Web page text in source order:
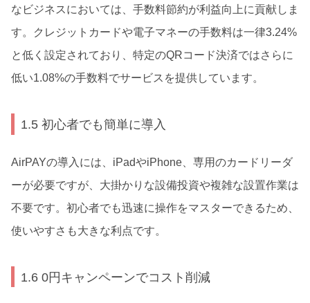
なビジネスにおいては、手数料節約が利益向上に貢献しま
す。クレジットカードや電子マネーの手数料は一律3.24%
と低く設定されており、特定のQRコード決済ではさらに
低い1.08%の手数料でサービスを提供しています。
1.5 初心者でも簡単に導入
AirPAYの導入には、iPadやiPhone、専用のカードリーダ
ーが必要ですが、大掛かりな設備投資や複雑な設置作業は
不要です。初心者でも迅速に操作をマスターできるため、
使いやすさも大きな利点です。
1.6 0円キャンペーンでコスト削減